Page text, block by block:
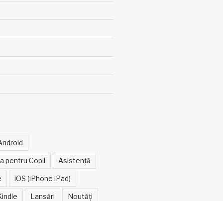
pentru Copii Asistență
iOS (iPhone iPad)
Lansări Noutăți